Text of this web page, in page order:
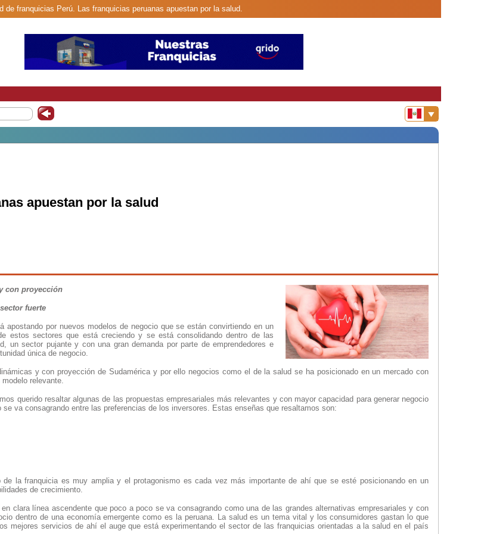
de franquicias Perú. Las franquicias peruanas apuestan por la salud.
apuestan por la salud
con proyección
fuerte
apostando por nuevos modelos de negocio que se están convirtiendo en un
estos sectores que está creciendo y se está consolidando dentro de las
un sector pujante y con una gran demanda por parte de emprendedores e
única de negocio.
y con proyección de Sudamérica y por ello negocios como el de la salud se ha posicionado en un mercado con
relevante.
querido resaltar algunas de las propuestas empresariales más relevantes y con mayor capacidad para generar negocio
va consagrando entre las preferencias de los inversores. Estas enseñas que resaltamos son:
de la franquicia es muy amplia y el protagonismo es cada vez más importante de ahí que se esté posicionando en un
de crecimiento.
clara línea ascendente que poco a poco se va consagrando como una de las grandes alternativas empresariales y con
dentro de una economía emergente como es la peruana. La salud es un tema vital y los consumidores gastan lo que
mejores servicios de ahí el auge que está experimentando el sector de las franquicias orientadas a la salud en el país